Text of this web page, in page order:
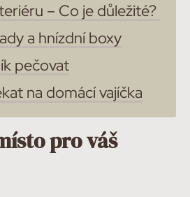
– Co je důležité?
a hnízdní boxy
pečovat
na domácí vajíčka
pro váš